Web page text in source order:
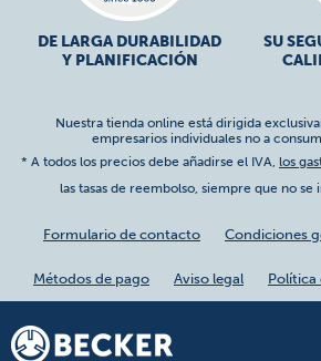
DE LARGA DURABILIDAD
Y PLANIFICACIÓN
SU
Nuestra tienda online está dirigida
empresarios individuales no a
* A todos los precios debe añadirse el IVA, los
las tasas de reembolso, siempre que no
Formulario de contacto Condiciones
Métodos de pago Aviso legal Política